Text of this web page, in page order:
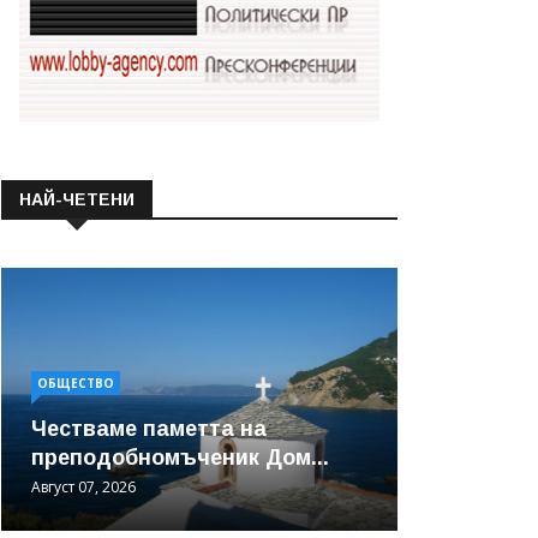
НАЙ-ЧЕТЕНИ
ОБЩЕСТВО
Честваме паметта на
преподобномъченик Дом...
Август 07, 2026